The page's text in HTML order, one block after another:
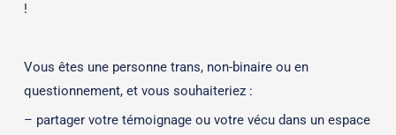
!
Vous êtes une personne trans, non-binaire ou en
questionnement, et vous souhaiteriez :
– partager votre témoignage ou votre vécu dans un espace